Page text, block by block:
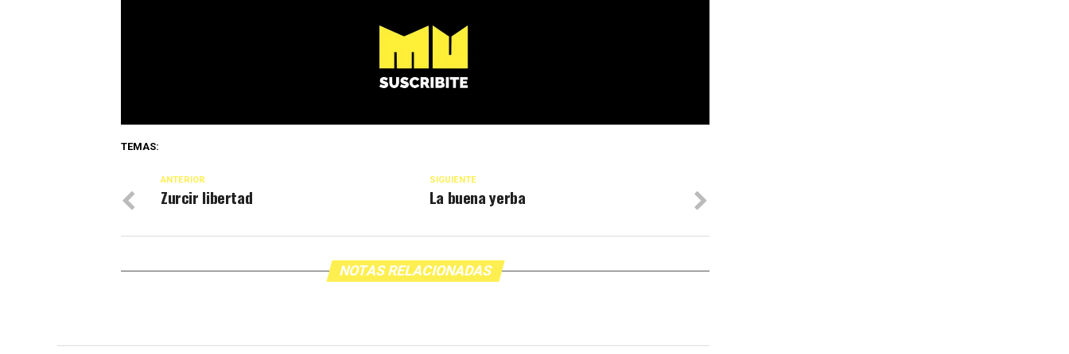
TEMAS:
SIGUIENTE
La buena yerba
ANTERIOR
Zurcir libertad
NOTAS RELACIONADAS